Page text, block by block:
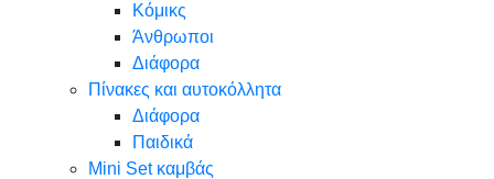
Κόμικς
Άνθρωποι
Διάφορα
Πίνακες και αυτοκόλλητα
Διάφορα
Παιδικά
Mini Set καμβάς